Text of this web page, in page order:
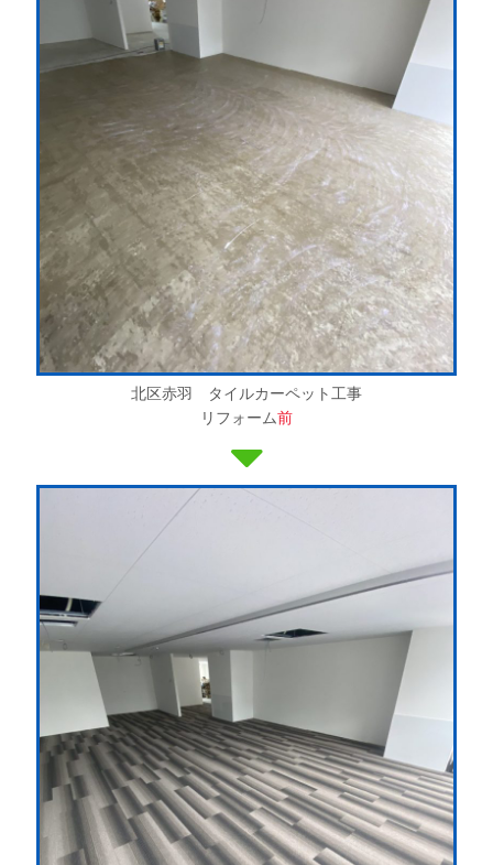
北区赤羽 タイルカーペット工事
リフォーム前